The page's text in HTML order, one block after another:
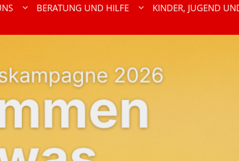
BERATUNG UND HILFE KINDER, JUGEND